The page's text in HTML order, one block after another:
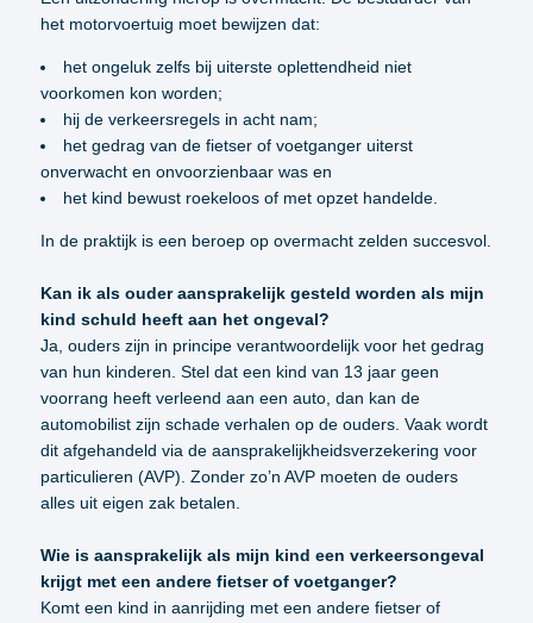
het motorvoertuig moet bewijzen dat:
het ongeluk zelfs bij uiterste oplettendheid niet
voorkomen kon worden;
hij de verkeersregels in acht nam;
het gedrag van de fietser of voetganger uiterst
onverwacht en onvoorzienbaar was en
het kind bewust roekeloos of met opzet handelde.
In de praktijk is een beroep op overmacht zelden succesvol.
Kan ik als ouder aansprakelijk gesteld worden als mijn
kind schuld heeft aan het ongeval?
Ja, ouders zijn in principe verantwoordelijk voor het gedrag
van hun kinderen. Stel dat een kind van 13 jaar geen
voorrang heeft verleend aan een auto, dan kan de
automobilist zijn schade verhalen op de ouders. Vaak wordt
dit afgehandeld via de aansprakelijkheidsverzekering voor
particulieren (AVP). Zonder zo’n AVP moeten de ouders
alles uit eigen zak betalen.
Wie is aansprakelijk als mijn kind een verkeersongeval
krijgt met een andere fietser of voetganger?
Komt een kind in aanrijding met een andere fietser of